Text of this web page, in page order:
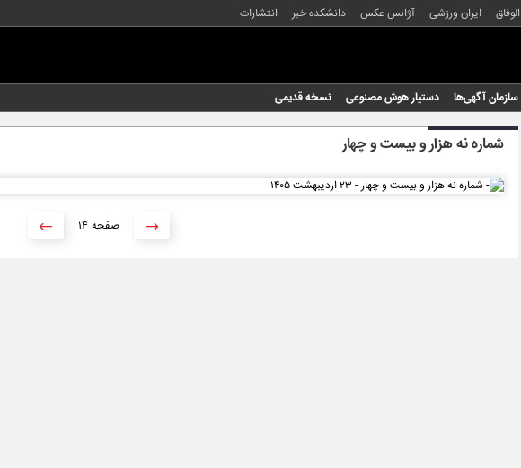
الوفاق ایران ورزشی آژانس عکس دانشکده خبر انتشارات
سازمان آگهی‌ها دستیار هوش مصنوعی نسخه قدیمی
شماره نه هزار و بیست و چهار
۱۴